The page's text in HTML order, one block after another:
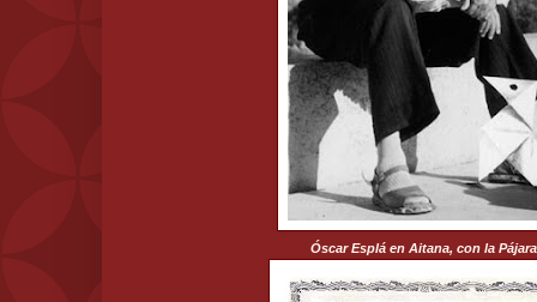
Óscar Esplá en Aitana, con la